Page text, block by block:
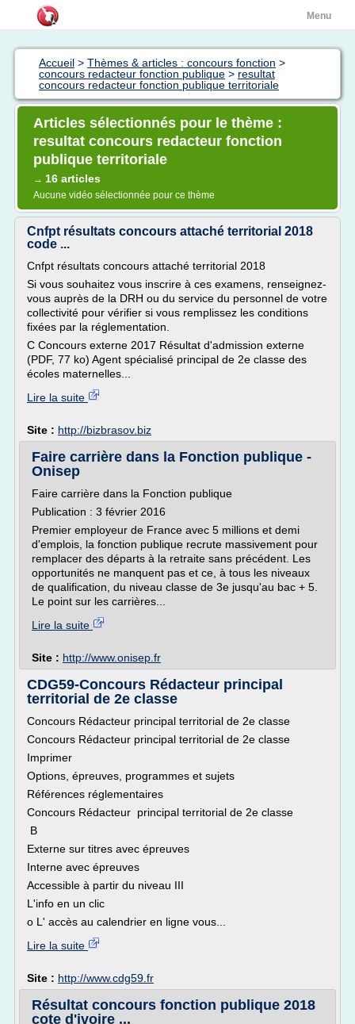
Menu
Accueil > Thèmes & articles : concours fonction >
concours redacteur fonction publique > resultat
concours redacteur fonction publique territoriale
Articles sélectionnés pour le thème :
resultat concours redacteur fonction
publique territoriale
→ 16 articles
Aucune vidéo sélectionnée pour ce thème
Cnfpt résultats concours attaché territorial 2018
code ...
Cnfpt résultats concours attaché territorial 2018
Si vous souhaitez vous inscrire à ces examens, renseignez-
vous auprès de la DRH ou du service du personnel de votre
collectivité pour vérifier si vous remplissez les conditions
fixées par la réglementation.
C Concours externe 2017 Résultat d'admission externe
(PDF, 77 ko) Agent spécialisé principal de 2e classe des
écoles maternelles...
Lire la suite
Site : http://bizbrasov.biz
Faire carrière dans la Fonction publique -
Onisep
Faire carrière dans la Fonction publique
Publication : 3 février 2016
Premier employeur de France avec 5 millions et demi
d'emplois, la fonction publique recrute massivement pour
remplacer des départs à la retraite sans précédent. Les
opportunités ne manquent pas et ce, à tous les niveaux
de qualification, du niveau classe de 3e jusqu'au bac + 5.
Le point sur les carrières...
Lire la suite
Site : http://www.onisep.fr
CDG59-Concours Rédacteur principal
territorial de 2e classe
Concours Rédacteur principal territorial de 2e classe
Concours Rédacteur principal territorial de 2e classe
Imprimer
Options, épreuves, programmes et sujets
Références réglementaires
Concours Rédacteur principal territorial de 2e classe
B
Externe sur titres avec épreuves
Interne avec épreuves
Accessible à partir du niveau III
L'info en un clic
o L' accès au calendrier en ligne vous...
Lire la suite
Site : http://www.cdg59.fr
Résultat concours fonction publique 2018
cote d'ivoire ...